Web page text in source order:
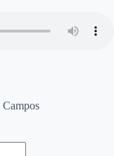
Campos